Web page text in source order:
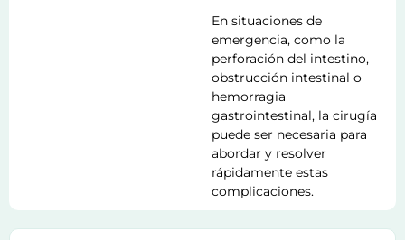
En situaciones de
emergencia, como la
perforación del intestino,
obstrucción intestinal o
hemorragia
gastrointestinal, la cirugía
puede ser necesaria para
abordar y resolver
rápidamente estas
complicaciones.